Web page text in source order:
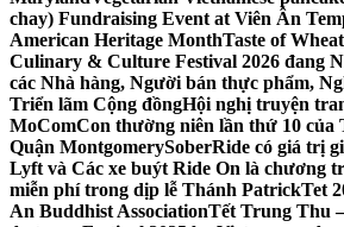
chay) Fundraising Event at Viên Ân
American Heritage MonthTaste of
Culinary & Culture Festival 2026 đang
các Nhà hàng, Người bán thực phẩm,
Triển lãm Cộng đồngHội nghị truyện
MoComCon thường niên lần thứ 10 của
Quận MontgomerySoberRide có giá trị
Lyft và Các xe buýt Ride On là chương
miễn phí trong dịp lễ Thánh PatrickTet
An Buddhist AssociationTết Trung Thu